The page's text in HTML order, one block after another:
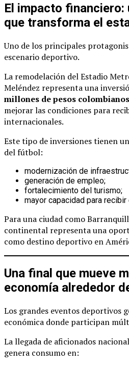
El impacto financiero:
que transforma el
Uno de los principales
escenario deportivo.
La remodelación del Estadio
Meléndez representa una
millones de pesos colombianos
mejorar las condiciones para
internacionales.
Este tipo de inversiones tienen
del fútbol:
modernización de
generación de empleo;
fortalecimiento del turismo;
mayor capacidad para
Para una ciudad como
continental representa una
como destino deportivo en
Una final que mueve
economía alrededor
Los grandes eventos deportivos
económica donde participan
La llegada de aficionados
genera consumo en: